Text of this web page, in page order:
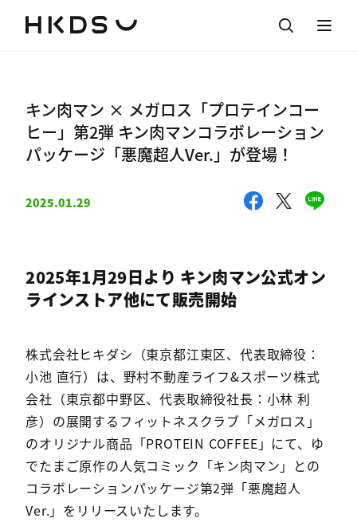
キン肉マン × メガロス「プロテインコー
ヒー」第2弾 キン肉マンコラボレーション
パッケージ「悪魔超人Ver.」が登場！
2025.01.29
2025年1月29日より キン肉マン公式オン
ラインストア他にて販売開始
株式会社ヒキダシ（東京都江東区、代表取締役：
小池 直行）は、野村不動産ライフ&スポーツ株式
会社（東京都中野区、代表取締役社⻑：小林 利
彦）の展開するフィットネスクラブ「メガロス」
のオリジナル商品「PROTEIN COFFEE」にて、ゆ
でたまご原作の人気コミック「キン肉マン」との
コラボレーションパッケージ第2弾「悪魔超人
Ver.」をリリースいたします。